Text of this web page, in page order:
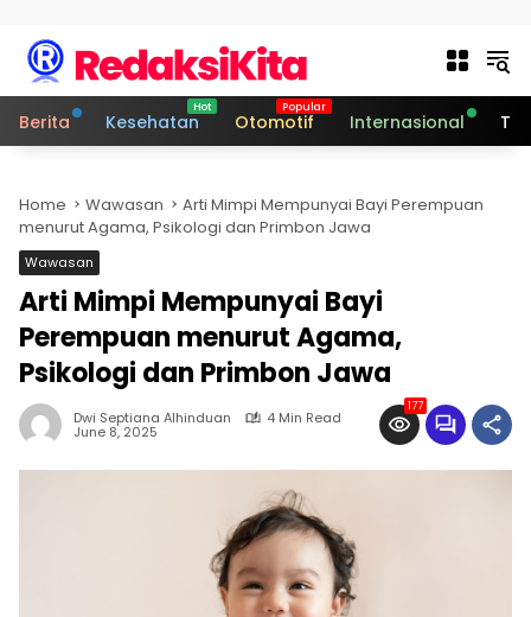
Berita Kesehatan Otomotif Internasional
Home Wawasan
Arti Mimpi Mempunyai Bayi Perempuan
menurut Agama, Psikologi dan Primbon Jawa
Wawasan
Arti Mimpi Mempunyai Bayi
Perempuan menurut Agama,
Psikologi dan Primbon Jawa
Dwi Septiana Alhinduan 4 Min Read
June 8, 2025
177